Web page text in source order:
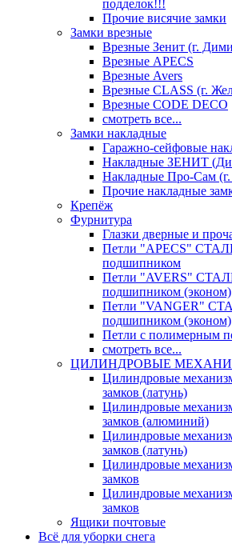
подделок!!!
Прочие висячие замки
Замки врезные
Врезные Зенит (г.
Врезные APECS
Врезные Avers
Врезные CLASS (г.
Врезные CODE DECO
смотреть все...
Замки накладные
Гаражно-сейфовые
Накладные ЗЕНИТ
Накладные Про-Сам (г.
Прочие накладные
Крепёж
Фурнитура
Глазки дверные и
Петли "APECS"
подшипником
Петли "AVERS"
подшипником (эконом)
Петли "VANGER"
подшипником (эконом)
Петли с полимерным
смотреть все...
ЦИЛИНДРОВЫЕ
Цилиндровые
замков (латунь)
Цилиндровые
замков (алюминий)
Цилиндровые
замков (латунь)
Цилиндровые
замков
Цилиндровые
замков
Ящики почтовые
Всё для уборки снега